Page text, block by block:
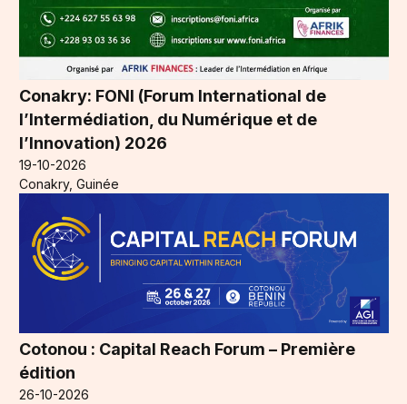
Conakry: FONI (Forum International de
l’Intermédiation, du Numérique et de
l’Innovation) 2026
19-10-2026
Conakry, Guinée
Cotonou : Capital Reach Forum – Première
édition
26-10-2026